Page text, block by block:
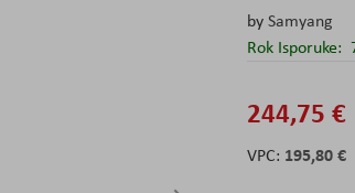
bySamyang
Rok Isporuke:
244,75 €
195,80 €